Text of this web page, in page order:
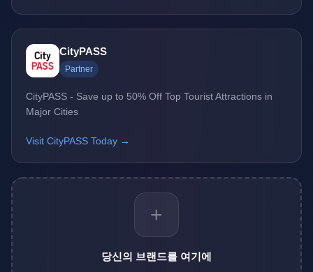
CityPASS
Partner
CityPASS - Save up to 50% Off Top Tourist Attractions in
Major Cities
Visit CityPASS Today →
+
당신의 브랜드를 여기에